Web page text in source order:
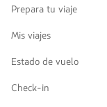
Prepara tu viaje
Mis viajes
Estado de vuelo
Check-in